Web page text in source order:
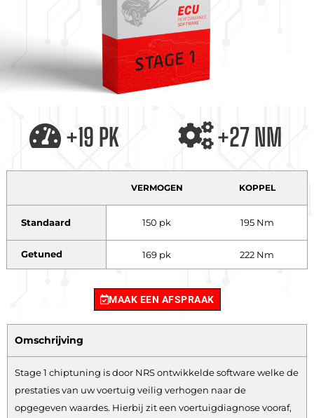
+19 PK +27 NM
VERMOGEN KOPPEL
Standaard 150 pk 195 Nm
Getuned 169 pk 222 Nm
MAAK EEN AFSPRAAK
Omschrijving
Stage 1 chiptuning is door NRS ontwikkelde software welke de
prestaties van uw voertuig veilig verhogen naar de
opgegeven waardes. Hierbij zit een voertuigdiagnose vooraf,